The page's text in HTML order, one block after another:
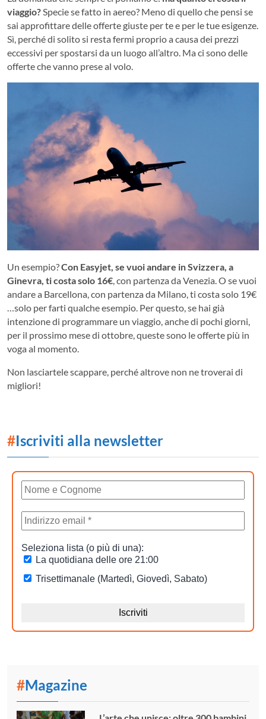
viaggio?Specie se fatto in aereo? Meno di quello che pensi se
sai approfittare delle offerte giuste per te e per le tue esigenze.
Sì, perché di solito si resta fermi proprio a causa dei prezzi
eccessivi per spostarsi da un luogo all’altro. Ma ci sono delle
offerte che vanno prese al volo.
Un esempio?Con Easyjet, se vuoi andare in Svizzera, a
Ginevra, ti costa solo 16€ , con partenza da Venezia. O se vuoi
andare a Barcellona, con partenza da Milano, ti costa solo 19€
…solo per farti qualche esempio. Per questo, se hai già
intenzione di programmare un viaggio, anche di pochi giorni,
per il prossimo mese di ottobre, queste sono le offerte più in
voga al momento.
Non lasciartele scappare, perché altrove non ne troverai di
migliori!
#Iscriviti alla newsletter
#Magazine